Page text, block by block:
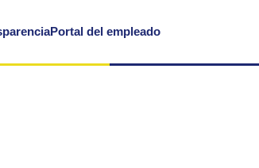
Portal del empleado